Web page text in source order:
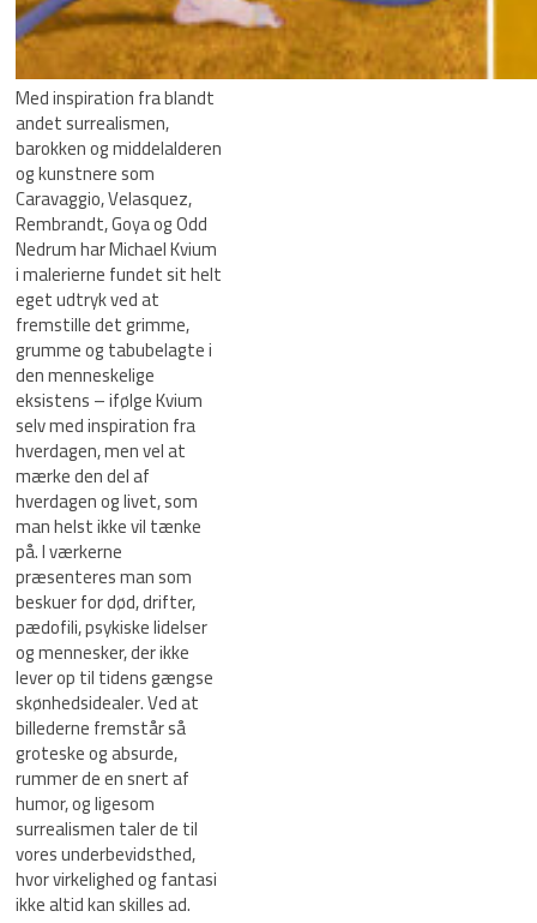
Med inspiration fra blandt
andet surrealismen,
barokken og middelalderen
og kunstnere som
Caravaggio, Velasquez,
Rembrandt, Goya og Odd
Nedrum har Michael Kvium
i malerierne fundet sit helt
eget udtryk ved at
fremstille det grimme,
grumme og tabubelagte i
den menneskelige
eksistens – ifølge Kvium
selv med inspiration fra
hverdagen, men vel at
mærke den del af
hverdagen og livet, som
man helst ikke vil tænke
på. I værkerne
præsenteres man som
beskuer for død, drifter,
pædofili, psykiske lidelser
og mennesker, der ikke
lever op til tidens gængse
skønhedsidealer. Ved at
billederne fremstår så
groteske og absurde,
rummer de en snert af
humor, og ligesom
surrealismen taler de til
vores underbevidsthed,
hvor virkelighed og fantasi
ikke altid kan skilles ad.